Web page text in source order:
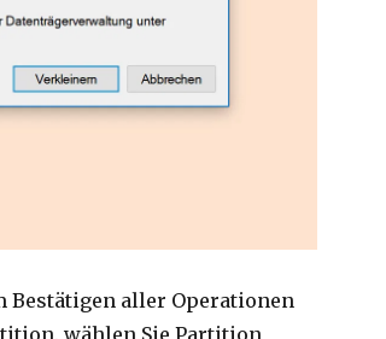
Bestätigen aller Operationen
wählen Sie Partition